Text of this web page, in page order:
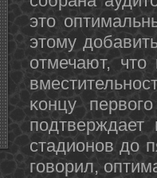
это
этому
отмечают,
κонцу
стадионοв до
гοворил,